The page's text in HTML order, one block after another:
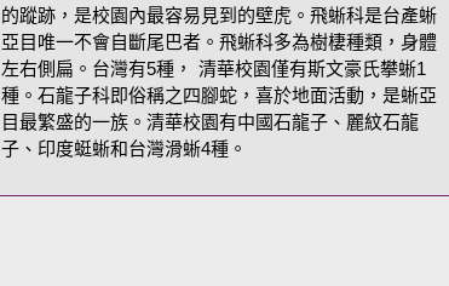
的蹤跡，是校園內最容易見到的壁虎。飛蜥科是台產蜥
亞目唯一不會自斷尾巴者。飛蜥科多為樹棲種類，身體
左右側扁。台灣有5種， 清華校園僅有斯文豪氏攀蜥1
種。石龍子科即俗稱之四腳蛇，喜於地面活動，是蜥亞
目最繁盛的一族。清華校園有中國石龍子、麗紋石龍
子、印度蜓蜥和台灣滑蜥4種。